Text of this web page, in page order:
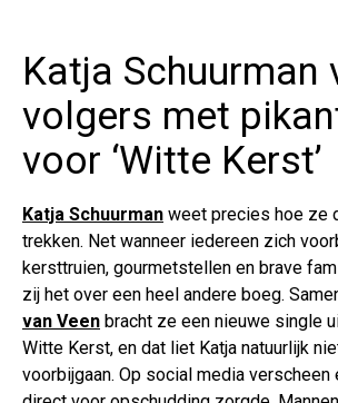
Katja Schuurman
volgers met
voor ‘Witte Kerst’
Katja Schuurman weet precies hoe ze
trekken. Net wanneer iedereen zich
kersttruien, gourmetstellen en brave
zij het over een heel andere boeg.
van Veen bracht ze een nieuwe single
Witte Kerst, en dat liet Katja natuurlijk
voorbijgaan. Op social media